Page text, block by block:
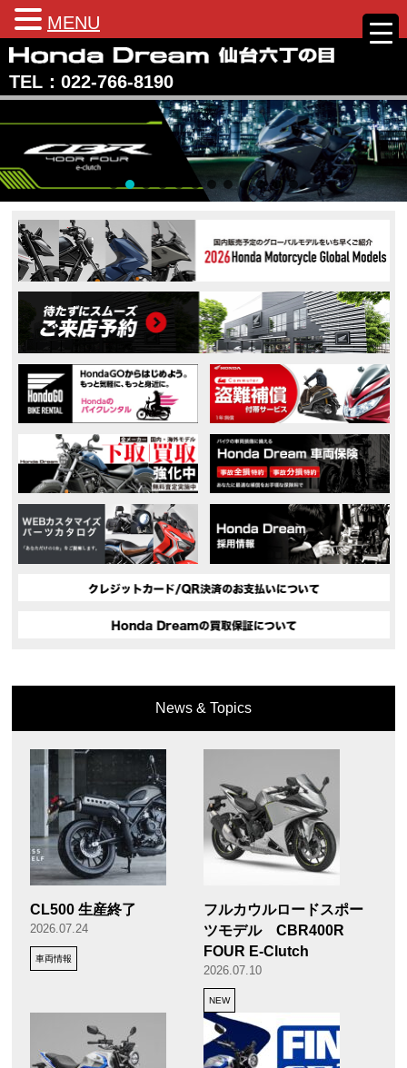
Skip
content
Honda Dream 仙台六丁の目
宮城県仙台市のホンダバイク専売店
TEL：022‐766‐8190
News & Topics
CL500 生産終了
2026.07.24
車両情報
フルカウルロードスポー
ツモデル CBR400R
FOUR E-Clutch
2026.07.10
NEW
MENU